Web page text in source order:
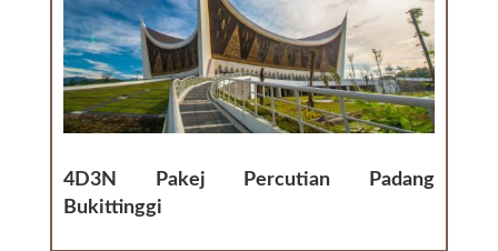
4D3N Pakej Percutian Padang
Bukittinggi